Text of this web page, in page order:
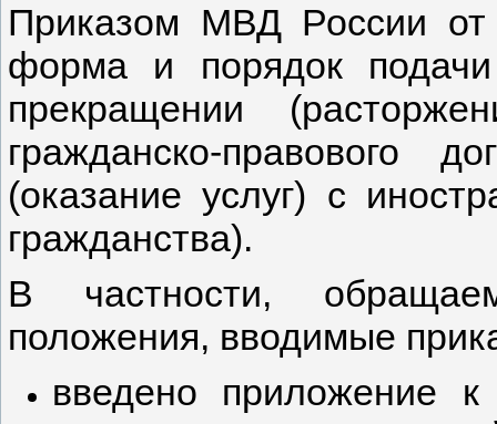
Приказом МВД России
форма и порядок
прекращении
гражданско-правового
(оказание услуг) с
гражданства).
В частности,
положения, вводимые
введено приложение к